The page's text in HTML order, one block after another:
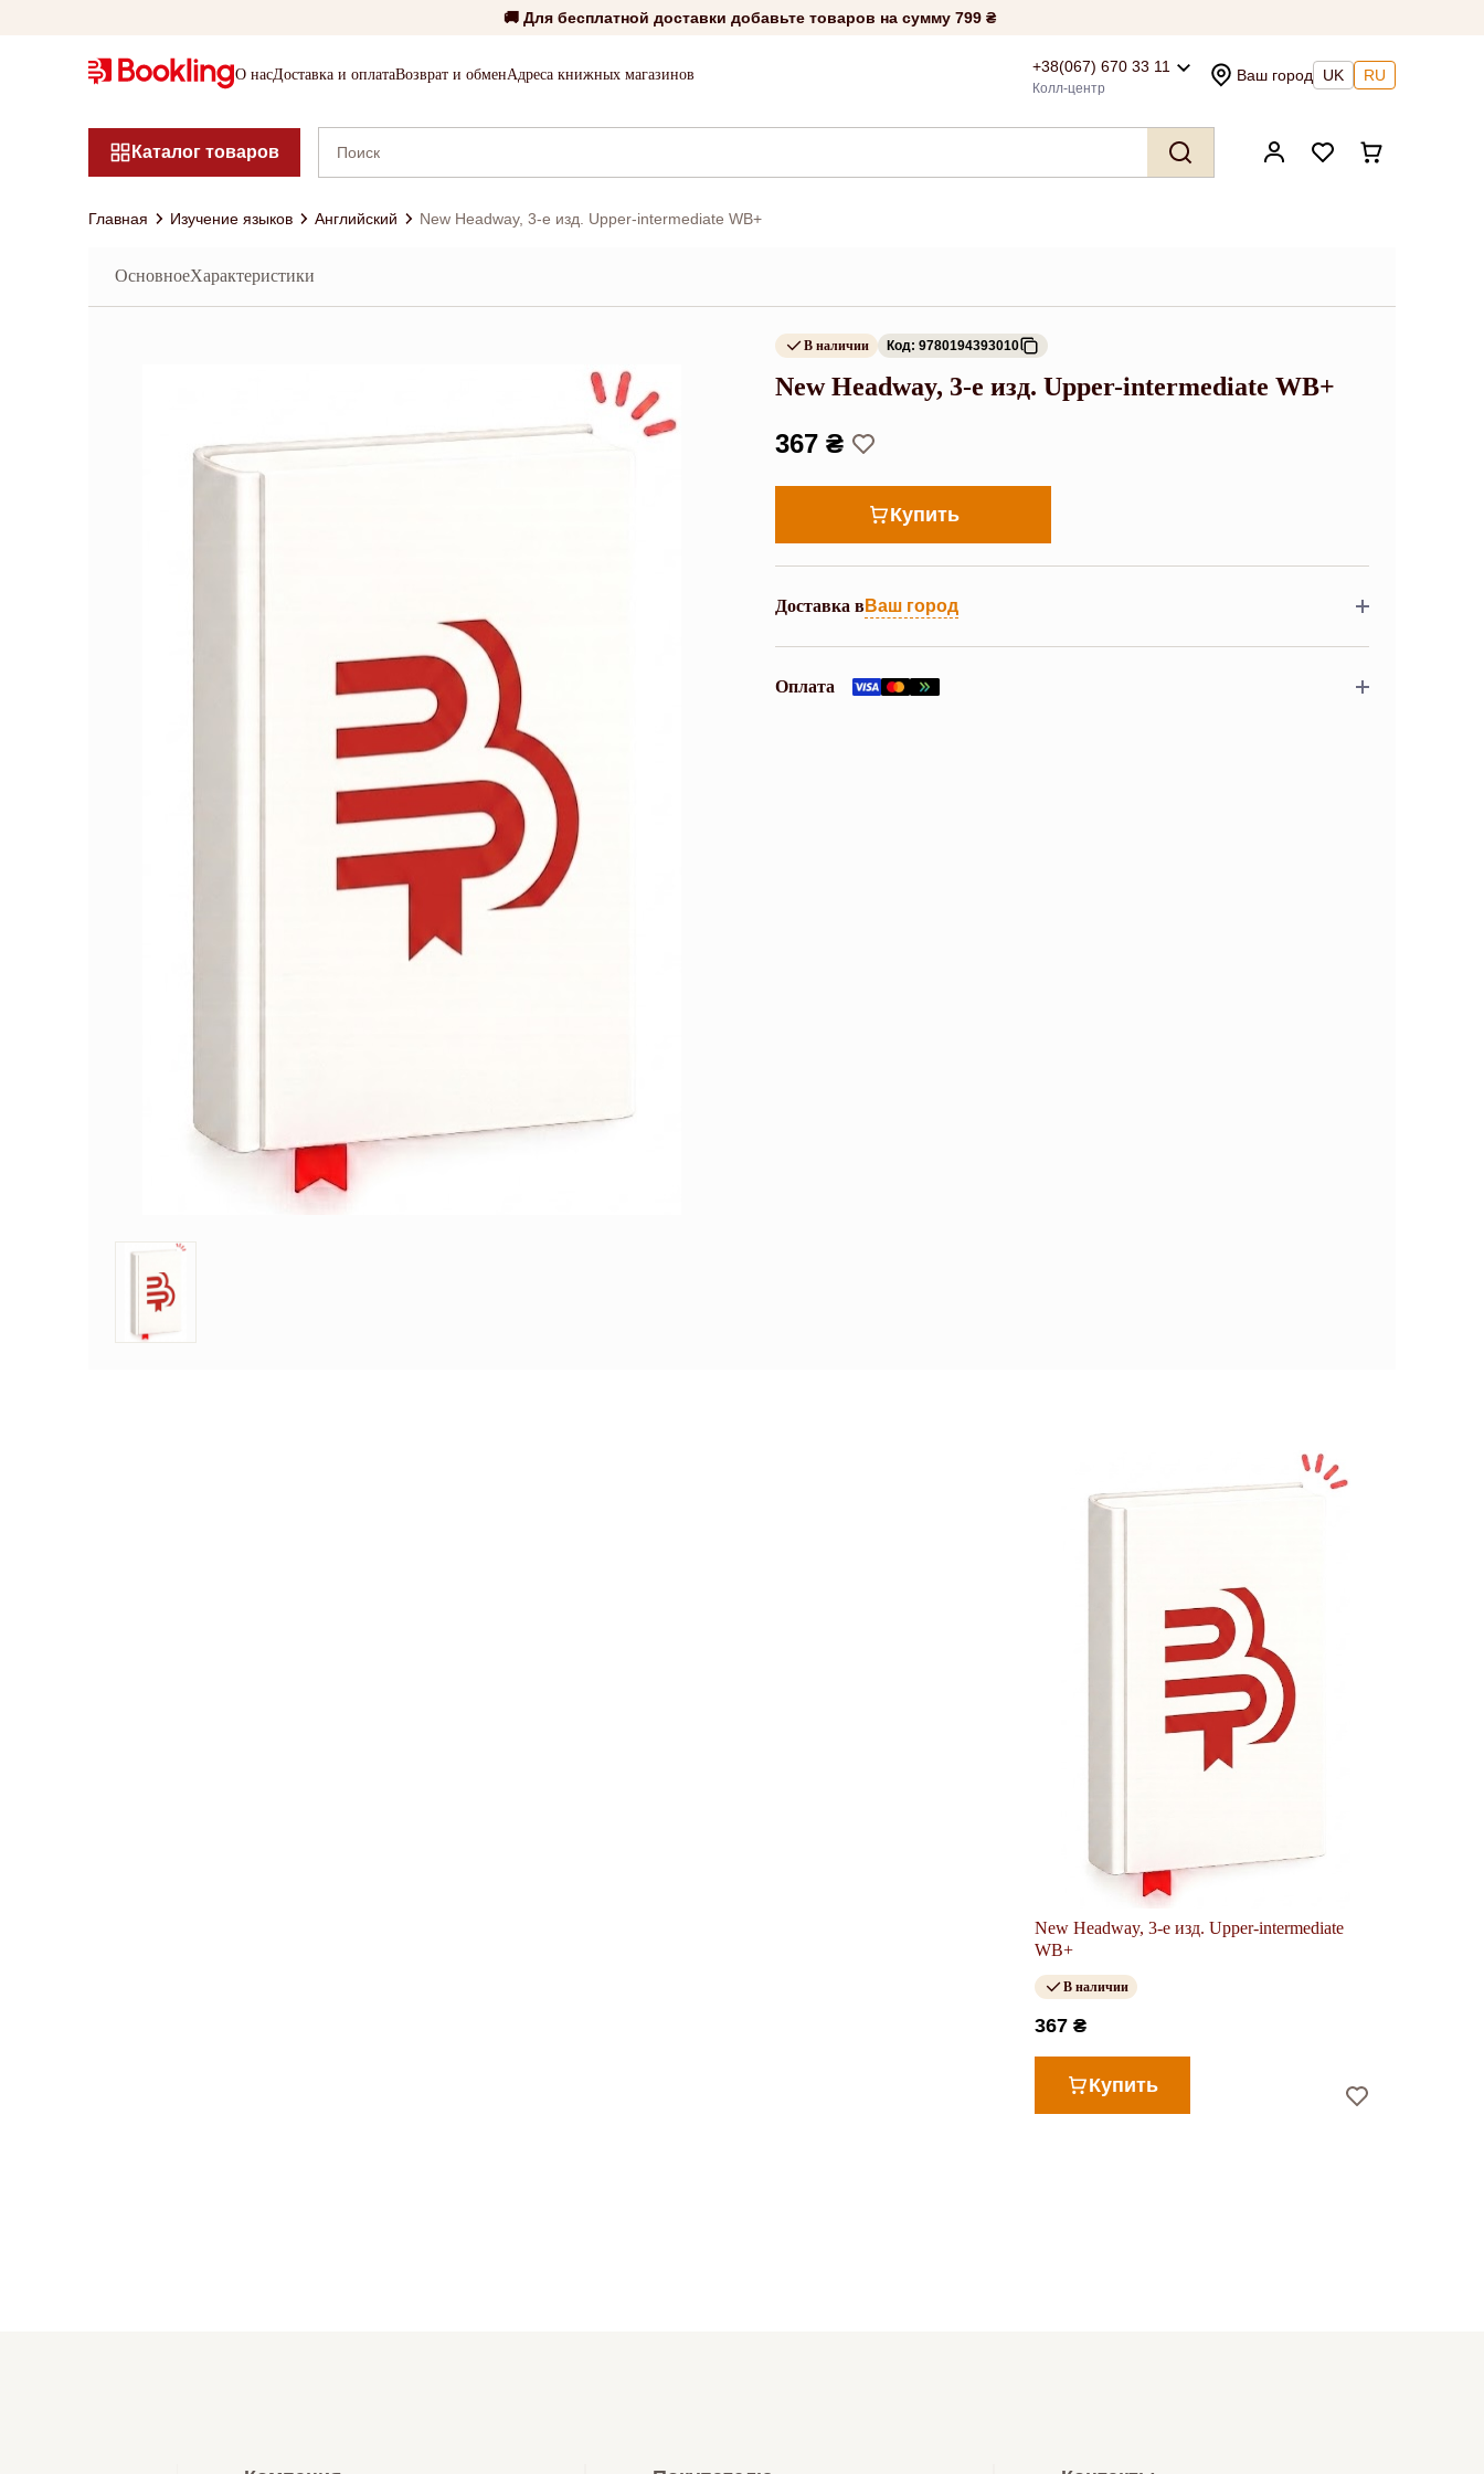
🚚 Для бесплатной доставки добавьте товаров на сумму 799 ₴
О насДоставка и оплатаВозврат и обменАдреса книжных магазинов +38(067) 670 33 11
Колл-центр
Ваш город UK RU
Каталог товаров
Главная Изучение языков Английский New Headway, 3-е изд. Upper-intermediate WB+
ОсновноеХарактеристики
В наличии Код: 9780194393010
New Headway, 3-е изд. Upper-intermediate WB+
367 ₴
Купить
Доставка вВаш город
Оплата
New Headway, 3-е изд. Upper-intermediate
WB+
В наличии
367 ₴
Купить